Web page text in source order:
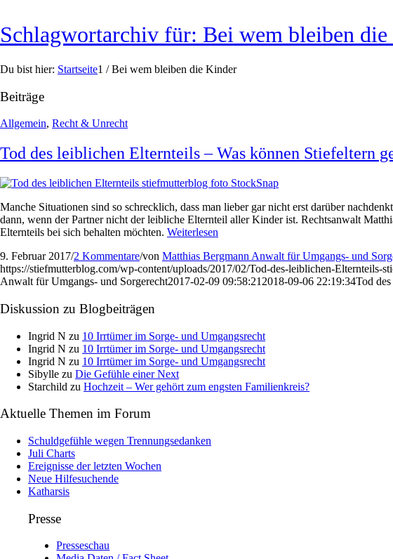
Schlagwortarchiv für: Bei wem bleiben
Du bist hier: Startseite1 / Bei wem bleiben die Kinder
Beiträge
Allgemein, Recht & Unrecht
Tod des leiblichen Elternteils – Was können Stiefeltern
Manche Situationen sind so schrecklich, dass man lieber gar nicht erst darüber
dann, wenn der Partner nicht der leibliche Elternteil aller Kinder ist. Rechtsanwalt
Elternteils bei sich behalten möchten. Weiterlesen
9. Februar 2017/2 Kommentare/von Matthias Bergmann Anwalt für Umgangs- und
https://stiefmutterblog.com/wp-content/uploads/2017/02/Tod-des-leiblichen-Elternteils-
Anwalt für Umgangs- und Sorgerecht2017-02-09 09:58:21 2018-09-06 22:19:34Tod
Diskussion zu Blogbeiträgen
Ingrid N zu 10 Irrtümer im Sorge- und Umgangsrecht
Ingrid N zu 10 Irrtümer im Sorge- und Umgangsrecht
Ingrid N zu 10 Irrtümer im Sorge- und Umgangsrecht
Sibylle zu Die Gefühle einer Next
Starchild zu Hochzeit – Wer gehört zum engsten Familienkreis?
Aktuelle Themen im Forum
Schuldgefühle wegen Trennungsedanken
Juli Charts
Ereignisse der letzten Wochen
Neue Hilfesuchende
Katharsis
Presse
Presseschau